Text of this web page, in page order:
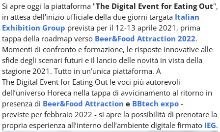
Si apre oggi la piattaforma "The Digital Event for Eating Out",
in attesa dell'inizio ufficiale della due giorni targata Italian
Exhibition Group prevista per il 12-13 aprile 2021, prima
tappa della roadmap verso Beer&Food Attraction 2022.
Momenti di confronto e formazione, le risposte innovative alle
sfide degli scenari futuri e il lancio delle novità in vista della
stagione 2021. Tutto in un’unica piattaforma. A
The Digital Event for Eating Out le voci più autorevoli
dell’universo Horeca nella tappa di avvicinamento al ritorno in
presenza di Beer&Food Attraction e BBtech expo -
previste per febbraio 2022 - si apre la possibilità di prenotare la
propria esperienza all’interno dell’ambiente digitale firmato IEG.